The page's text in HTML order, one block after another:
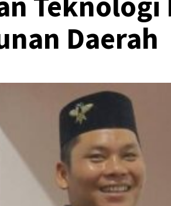
Daerah